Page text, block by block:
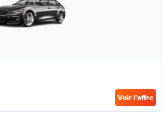
Voir l’offre